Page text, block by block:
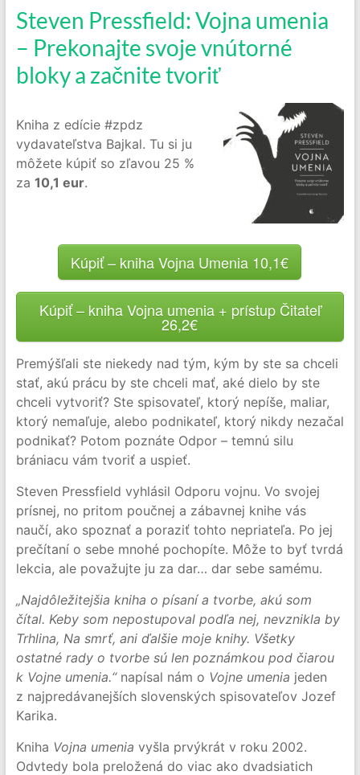
Steven Pressfield: Vojna umenia
– Prekonajte svoje vnútorné
bloky a začnite tvoriť
Kniha z edície #zpdz
vydavateľstva Bajkal. Tu si ju
môžete kúpiť so zľavou 25 %
za 10,1 eur.
Kúpiť – kniha Vojna Umenia 10,1€
Kúpiť – kniha Vojna umenia + prístup Čitateľ
26,2€
Premýšľali ste niekedy nad tým, kým by ste sa chceli
stať, akú prácu by ste chceli mať, aké dielo by ste
chceli vytvoriť? Ste spisovateľ, ktorý nepíše, maliar,
ktorý nemaľuje, alebo podnikateľ, ktorý nikdy nezačal
podnikať? Potom poznáte Odpor – temnú silu
brániacu vám tvoriť a uspieť.
Steven Pressfield vyhlásil Odporu vojnu. Vo svojej
prísnej, no pritom poučnej a zábavnej knihe vás
naučí, ako spoznať a poraziť tohto nepriateľa. Po jej
prečítaní o sebe mnohé pochopíte. Môže to byť tvrdá
lekcia, ale považujte ju za dar… dar sebe samému.
„Najdôležitejšia kniha o písaní a tvorbe, akú som
čítal. Keby som nepostupoval podľa nej, nevznikla by
Trhlina, Na smrť, ani ďalšie moje knihy. Všetky
ostatné rady o tvorbe sú len poznámkou pod čiarou
k Vojne umenia.“napísal nám o Vojne umenia jeden
z najpredávanejších slovenských spisovateľov Jozef
Karika.
Kniha Vojna umenia vyšla prvýkrát v roku 2002.
Odvtedy bola preložená do viac ako dvadsiatich